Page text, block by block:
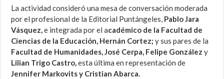
La actividad consideró una mesa de conversación moderada
por el profesional de la Editorial Puntángeles, Pablo Jara
Vásquez,e integrada por el académico de la Facultad de
Ciencias de la Educación, Hernán Cortez; y sus pares de la
Facultad de Humanidades, José Cerpa, Felipe González y
Lilian Trigo Castro,esta última en representación de
Jennifer Markovits y Cristian Abarca.